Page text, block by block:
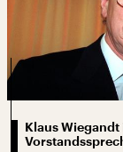
Klaus Wiegandt